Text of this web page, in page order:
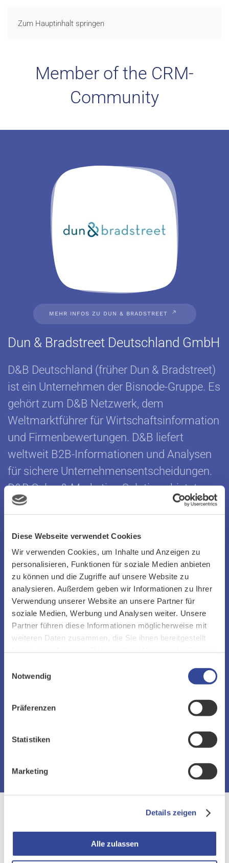
Diese Webseite verwendet Cookies
Wir verwenden Cookies, um Inhalte und Anzeigen zu
personalisieren, Funktionen für soziale Medien anbieten
zu können und die Zugriffe auf unsere Website zu
analysieren. Außerdem geben wir Informationen zu Ihrer
Verwendung unserer Website an unsere Partner für
soziale Medien, Werbung und Analysen weiter. Unsere
Partner führen diese Informationen möglicherweise mit
weiteren Daten zusammen, die Sie ihnen bereitgestellt
Notwendig
Präferenzen
Statistiken
Marketing
Details zeigen
Alle zulassen
Zum Hauptinhalt springen
Member of the CRM-
Community
Dun & Bradstreet Deutschland GmbH
D&B Deutschland (früher Dun & Bradstreet)
ist ein Unternehmen der Bisnode-Gruppe. Es
gehört zum D&B Netzwerk, dem
Weltmarktführer für Wirtschaftsinformation
und Firmenbewertungen. D&B liefert
weltweit B2B-Informationen und Analysen
für sichere Unternehmensentscheidungen.
D&B Sales & Marketing Solutions bietet
Ihnen mit umfassenden Informationen zu
bonitätsgeprüften Firmenadressen die
Basis für die Erschließung Ihres
Wachstumspotenzials. Mit Hilfe der
weltgrößten Unternehmensdatenbank
analysieren D&B Expertenteams Märkte
und Kundenstrukturen, um individuelle
Lösungen für Ihr Wachstum zu entwickeln.
So können Sie jederzeit erfolgreich
Neukunden gewinnen, Bestandskunden
Stammdatenmanagement optimieren.
MEHR INFOS ZU DUN & BRADSTREET
Gemeinsam. Begeisternd. Erfolgreich.